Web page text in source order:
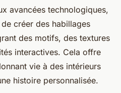
avancées technologiques,
créer des habillages
des motifs, des textures
interactives. Cela offre
vie à des intérieurs
histoire personnalisée.